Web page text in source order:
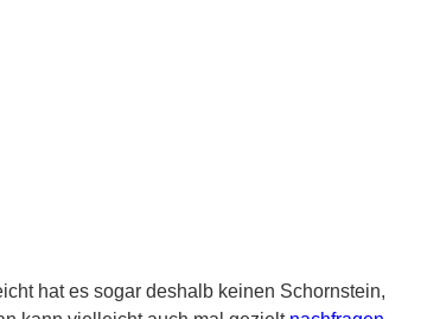
hat es sogar deshalb keinen Schornstein,